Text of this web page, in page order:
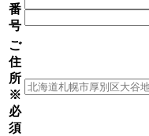
番
号
ご
住
所
※
必
須